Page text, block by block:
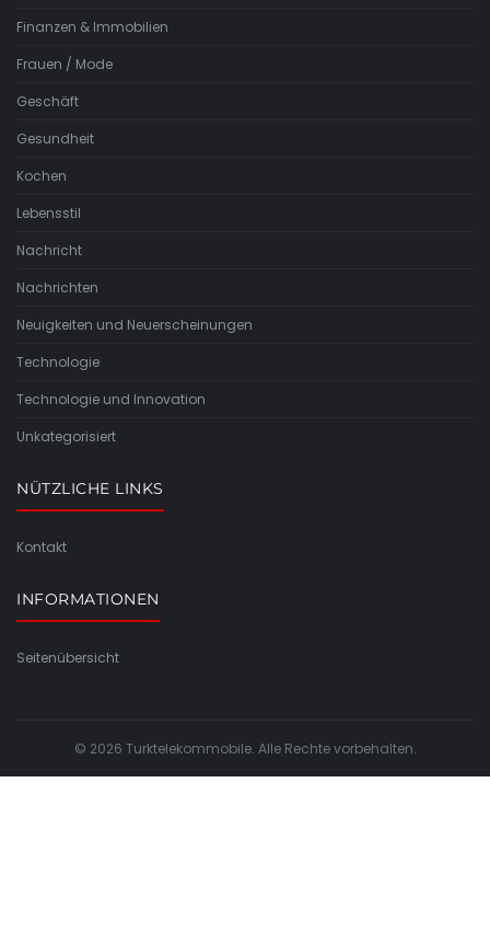
Finanzen & Immobilien
Frauen / Mode
Geschäft
Gesundheit
Kochen
Lebensstil
Nachricht
Nachrichten
Neuigkeiten und Neuerscheinungen
Technologie
Technologie und Innovation
Unkategorisiert
NÜTZLICHE LINKS
Kontakt
INFORMATIONEN
Seitenübersicht
© 2026 Turktelekommobile. Alle Rechte vorbehalten.